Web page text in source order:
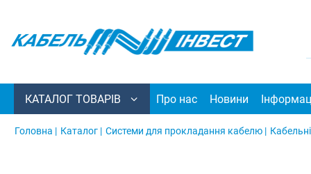
КАТАЛОГ ТОВАРІВ Про нас Новини
Головна | Каталог | Системи для прокладання кабелю |